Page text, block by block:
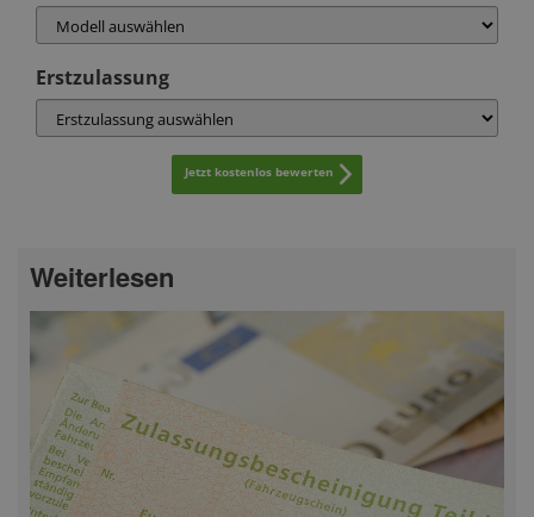
Erstzulassung
Jetzt kostenlos bewerten
Weiterlesen